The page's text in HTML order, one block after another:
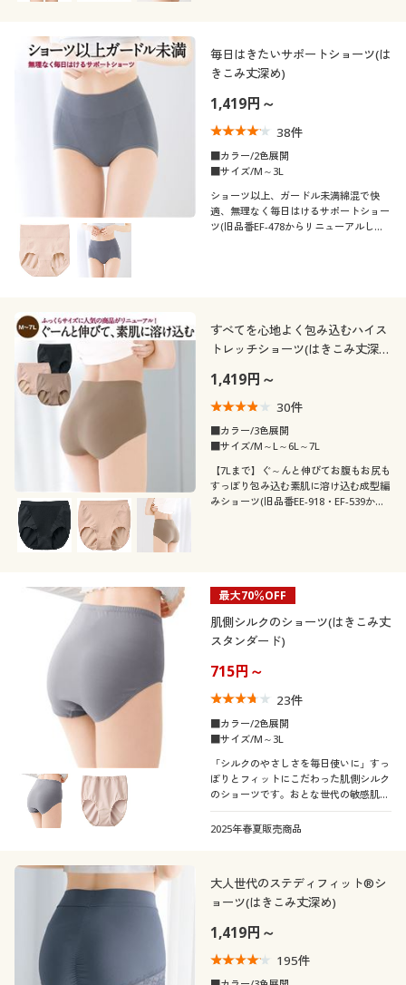
毎日はきたいサポートショーツ(は
きこみ丈深め)
1,419円～
38件
■カラー/2色展開
■サイズ/M～3L
ショーツ以上、ガードル未満綿混で快
適、無理なく毎日はけるサポートショー
ツ(旧品番EF-478からリニューアルしま
すべてを心地よく包み込むハイス
トレッチショーツ(はきこみ丈深
1,419円～
30件
■カラー/3色展開
■サイズ/M～L～6L～7L
【7Lまで】ぐ～んと伸びてお腹もお尻も
すっぽり包み込む素肌に溶け込む成型編
みショーツ(旧品番EE-918・EF-539から
最大70％OFF
肌側シルクのショーツ(はきこみ丈
スタンダード)
715円～
23件
■カラー/2色展開
■サイズ/M～3L
「シルクのやさしさを毎日使いに」すっ
ぽりとフィットにこだわった肌側シルク
のショーツです。おとな世代の敏感肌や
肌トラブルに。
2025年春夏販売商品
大人世代のステディフィット®シ
ョーツ(はきこみ丈深め)
1,419円～
195件